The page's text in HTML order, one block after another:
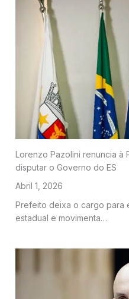
Lorenzo Pazolini renuncia à
disputar o Governo do ES
Abril 1, 2026
Prefeito deixa o cargo para
estadual e movimenta…